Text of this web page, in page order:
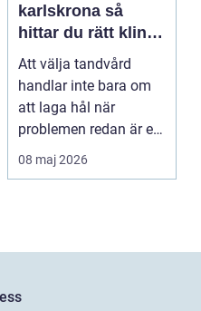
karlskrona så
hittar du rätt klinik
för långsiktig
munhälsa
Att välja tandvård
handlar inte bara om
att laga hål när
problemen redan är ett
faktum. Det handlar ...
08 maj 2026